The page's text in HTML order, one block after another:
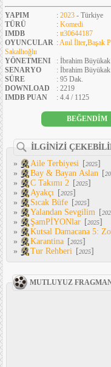
YAPIM : 2023 - Türkiye
TÜRÜ
: Komedi
IMDB
: tt30644187
OYUNCULAR :Anıl İlter,Başak
Sakallıoğlu
YÖNETMENI
: İbrahim Büyükak
SENARYO
: İbrahim Büyükak
SÜRE
: 95 Dak.
DOWNLOAD
: 2219
IMDB PUAN
: 4.4 / 1125
BEĞENDİM
İLGİNİZİ
»
Aile Terbiyesi [2025]
»
Bay & Bayan Aslan [
»
C Takımı 2 [2025]
»
Ayakçı [2025]
»
Sıcak Büfe [2025]
»
Yalandan Sevgilim [
»
ŞamPİYONlar [2025]
»
Kutsal Damacana 5:
»
Karantina [2025]
»
Tur Rehberi [2025]
MUTLUYUZ